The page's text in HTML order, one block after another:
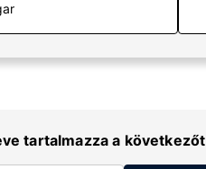
tartalmazza a következőt